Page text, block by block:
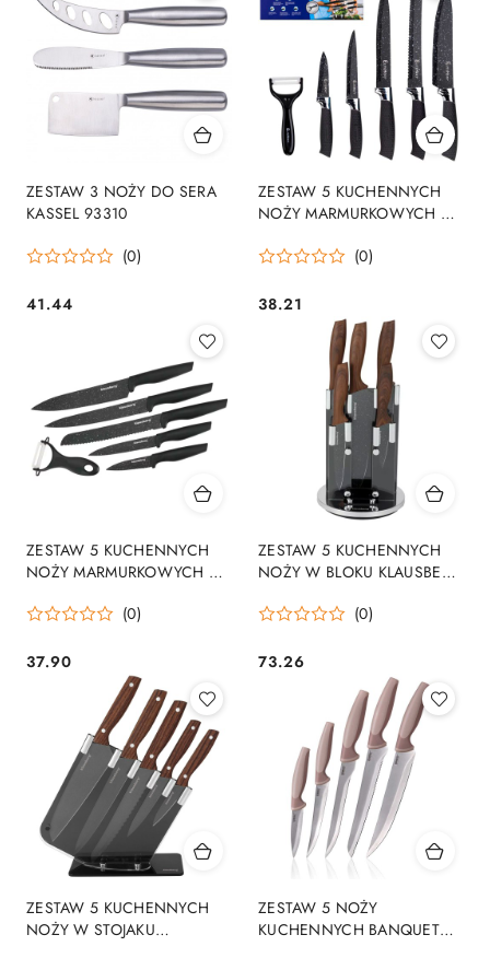
ZESTAW 3 NOŻY DO SERA
KASSEL 93310
(0)
Cena:
41.44
ZESTAW 5 KUCHENNYCH
NOŻY MARMURKOWYCH Z
(0)
Cena:
38.21
ZESTAW 5 KUCHENNYCH
NOŻY MARMURKOWYCH Z
KB-7613
(0)
Cena:
37.90
ZESTAW 5 KUCHENNYCH
NOŻY W BLOKU KLAUSBERG
(0)
Cena:
73.26
ZESTAW 5 KUCHENNYCH
NOŻY W STOJAKU
ZESTAW 5 NOŻY
KUCHENNYCH BANQUET